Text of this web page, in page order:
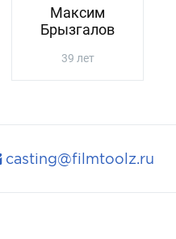
Максим
Брызгалов
39 лет
casting@filmtoolz.ru